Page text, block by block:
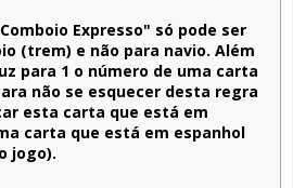
Expresso" só pode ser
(trem) e não para navio. Além
para 1 o número de uma carta
não se esquecer desta regra
esta carta que está em
carta que está em espanhol
jogo).